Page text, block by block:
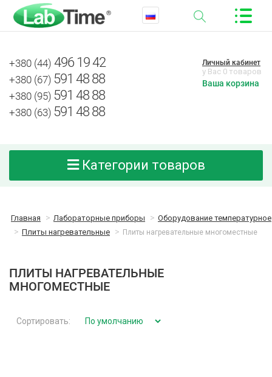
+380 (44) 496 19 42
+380 (67) 591 48 88
+380 (95) 591 48 88
+380 (63) 591 48 88
Личный кабинет
у Вас 0 товаров
Ваша корзина
Категории товаров
Главная Лабораторные приборы
Оборудование температурное
Плиты нагревательные
Плиты нагревательные многоместные
ПЛИТЫ НАГРЕВАТЕЛЬНЫЕ
МНОГОМЕСТНЫЕ
Сортировать: